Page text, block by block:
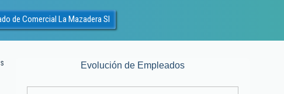
de Comercial La Mazadera Sl
Evolución de Empleados